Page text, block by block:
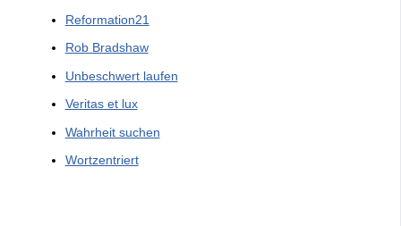
Reformation21
Rob Bradshaw
Unbeschwert laufen
Veritas et lux
Wahrheit suchen
Wortzentriert